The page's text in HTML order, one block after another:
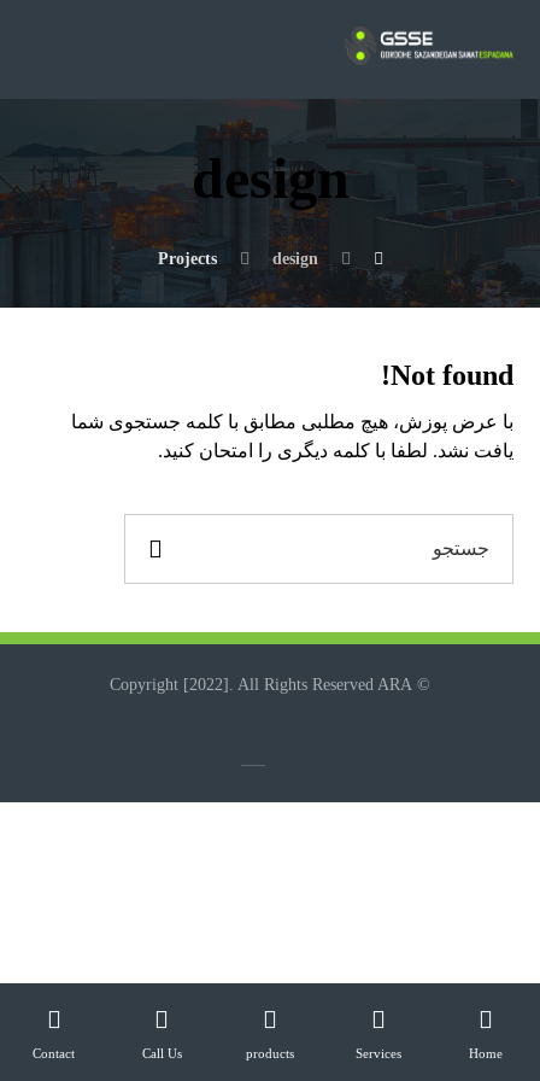
design
Projects design
Not found!
با عرض پوزش، هیچ مطلبی مطابق با کلمه جستجوی شما
یافت نشد. لطفا با کلمه دیگری را امتحان کنید.
© Copyright [2022]. All Rights Reserved ARA
Home
Services
products
Call Us
Contact